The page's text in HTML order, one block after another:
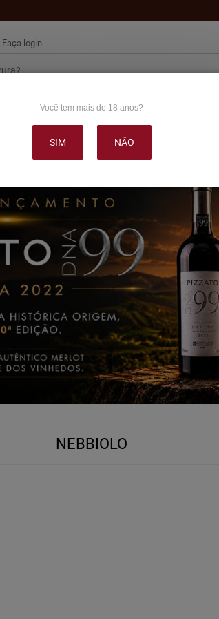
Faça login
DELICATÉSSE & ACESSÓRIOS
NEBBIOLO
Você tem mais de 18 anos?
SIM NÃO